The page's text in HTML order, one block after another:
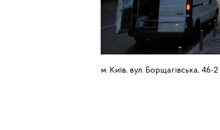
м. Київ, вул. Борщагівська, 46-2